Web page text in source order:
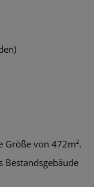
Größe von 472m².
Bestandsgebäude